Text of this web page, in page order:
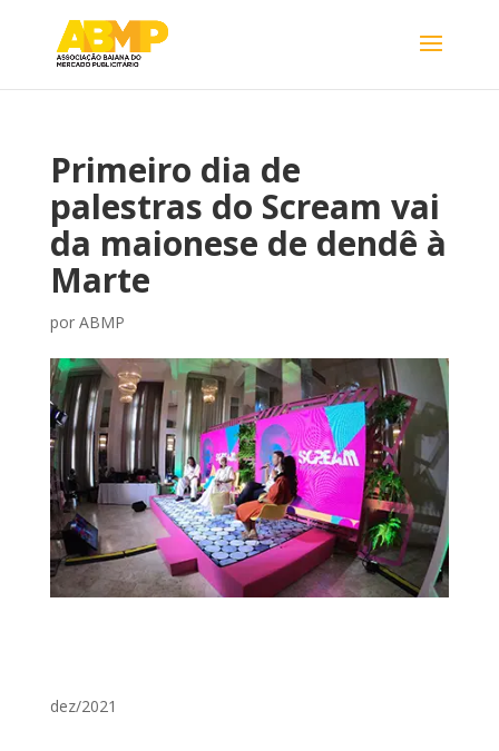
Primeiro dia de
palestras do Scream vai
da maionese de dendê à
Marte
por ABMP
dez/2021